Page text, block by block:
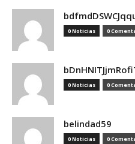
0 Noticias 0
0 Noticias 0
belindad59
0 Noticias 0